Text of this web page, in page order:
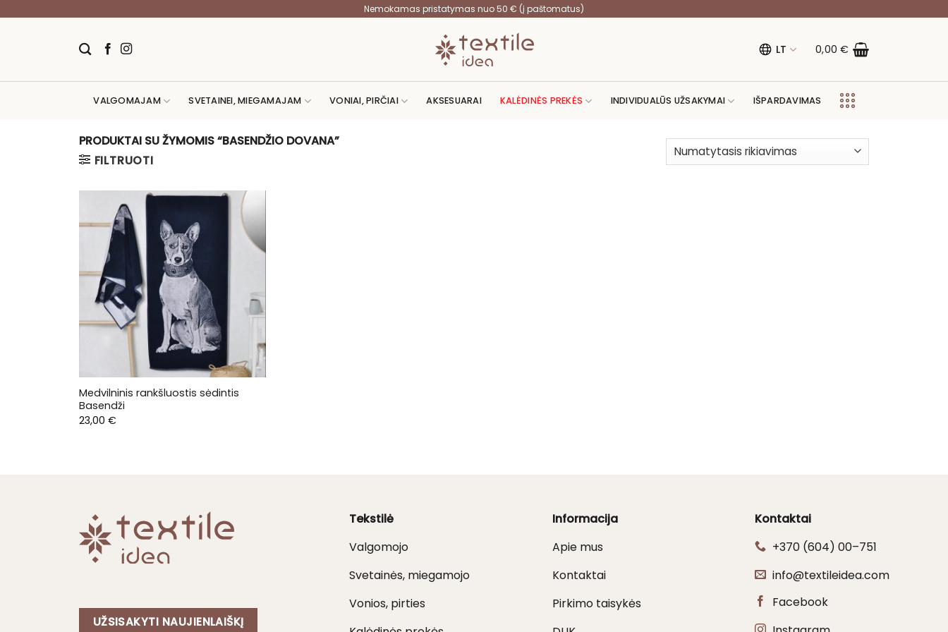
Nemokamas pristatymas nuo 50 € (į paštomatus)
LT 0,00€
VALGOMAJAM SVETAINEI, MIEGAMAJAM VONIAI, PIRČIAI AKSESUARAI KALĖDINĖS PREKĖS INDIVIDUALŪS UŽSAKYMAI IŠPARDAVIMAS
PRODUKTAI SU ŽYMOMIS “BASENDŽIO DOVANA”
FILTRUOTI
Medvilninis rankšluostis sėdintis
Basendži
23,00 €
UŽSISAKYTI NAUJIENLAIŠKĮ
Tekstilė
Valgomojo
Svetainės, miegamojo
Vonios, pirties
Informacija
Apie mus
Kontaktai
Pirkimo taisykės
Kontaktai
+370 (604) 00–751
info@textileidea.com
Facebook